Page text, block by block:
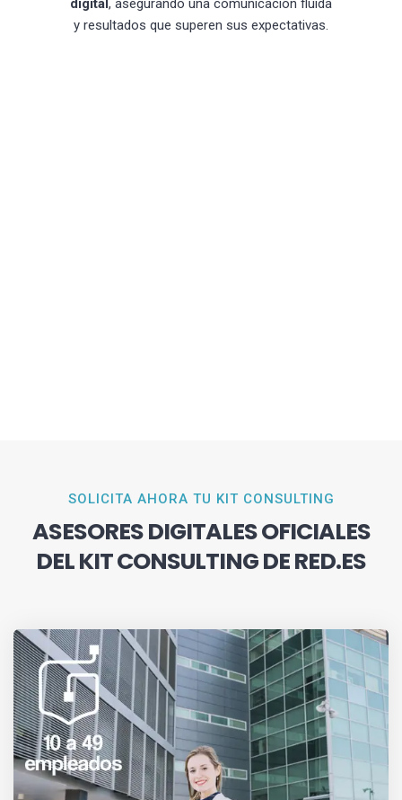
digital, asegurando una comunicación fluida
y resultados que superen sus expectativas.
SOLICITA AHORA TU KIT CONSULTING
ASESORES DIGITALES OFICIALES
DEL KIT CONSULTING DE RED.ES